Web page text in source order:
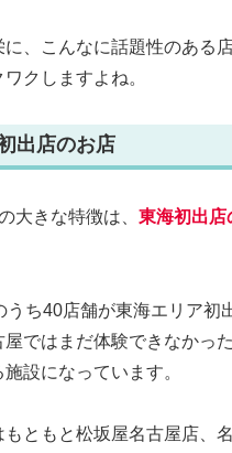
に、こんなに話題性のある
クしますよね。
出店のお店
大きな特徴は、 東海初出店
うち40店舗が東海エリア初
屋ではまだ体験できなかっ
設になっています。
もともと松坂屋名古屋店、